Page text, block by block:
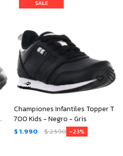
Championes Infantiles Topper T
700 Kids - Negro - Gris
$ 1.990 $2.590 23